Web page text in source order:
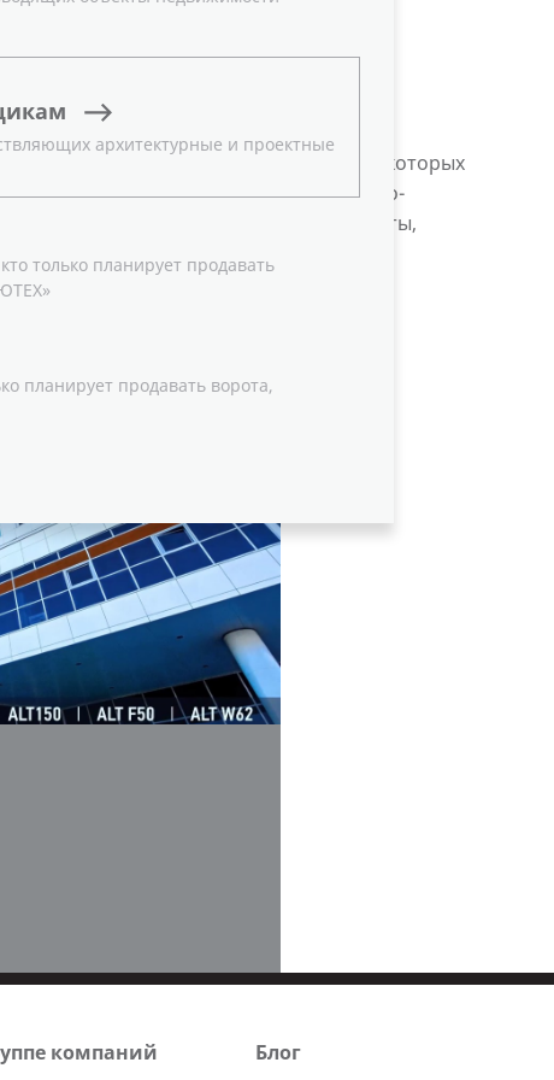
архитектурные и проектные
только планирует продавать
планирует продавать ворота,
в Беларуси и за ее пределами, в которых
«АЛЮТЕХ». Среди них – торгово-
комплексы, спортивные и другие объекты,
компаний Блог